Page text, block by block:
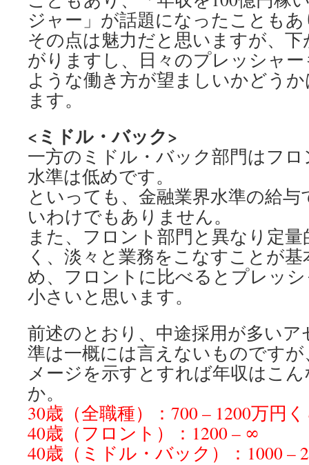
ジャー」が話題になったことも
その点は魅力だと思いますが、
がりますし、日々のプレッシャ
ような働き方が望ましいかどう
ます。
<ミドル・バック>
一方のミドル・バック部門はフ
水準は低めです。
といっても、金融業界水準の給
いわけでもありません。
また、フロント部門と異なり定
く、淡々と業務をこなすことが
め、フロントに比べるとプレッ
小さいと思います。
前述のとおり、中途採用が多い
準は一概には言えないものです
メージを示すとすれば年収はこ
か。
30歳（全職種）：700 – 1200万円
40歳（フロント）：1200 – ∞
40歳（ミドル・バック）：1000 –